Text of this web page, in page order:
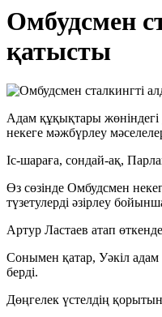
Омбудсмен
қатысты
Адам құқықтары жөніндегі
некеге мәжбүрлеу
Іс-шараға, сондай-ақ,
Өз сөзінде Омбудсмен
түзетулерді әзірлеу
Артур Ластаев атап
Сонымен қатар, Уәкіл адам
берді.
Дөңгелек үстелдің